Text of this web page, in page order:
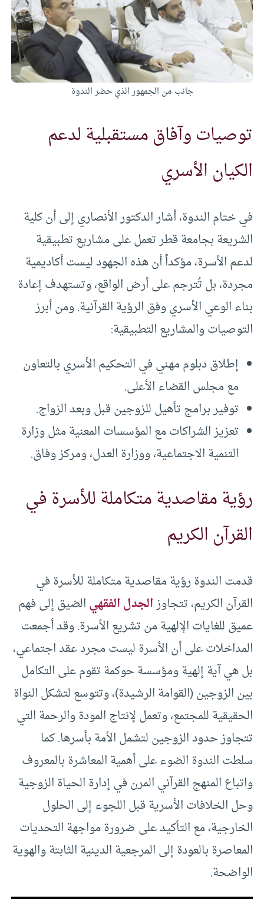
جانب من الجمهور الذي حضر الندوة
توصيات وآفاق مستقبلية لدعم
الكيان الأسري
في ختام الندوة، أشار الدكتور الأنصاري إلى أن كلية
الشريعة بجامعة قطر تعمل على مشاريع تطبيقية
لدعم الأسرة، مؤكداً أن هذه الجهود ليست أكاديمية
مجردة، بل تُترجم على أرض الواقع، وتستهدف إعادة
بناء الوعي الأسري وفق الرؤية القرآنية. ومن أبرز
التوصيات والمشاريع التطبيقية:
إطلاق دبلوم مهني في التحكيم الأسري بالتعاون
مع مجلس القضاء الأعلى.
توفير برامج تأهيل للزوجين قبل وبعد الزواج.
تعزيز الشراكات مع المؤسسات المعنية مثل وزارة
التنمية الاجتماعية، ووزارة العدل، ومركز وفاق.
رؤية مقاصدية متكاملة للأسرة في
القرآن الكريم
قدمت الندوة رؤية مقاصدية متكاملة للأسرة في
القرآن الكريم، تتجاوزالجدل الفقهيالضيق إلى فهم
عميق للغايات الإلهية من تشريع الأسرة. وقد أجمعت
المداخلات على أن الأسرة ليست مجرد عقد اجتماعي،
بل هي آية إلهية ومؤسسة حوكمة تقوم على التكامل
بين الزوجين (القوامة الرشيدة)، وتتوسع لتشكل النواة
الحقيقية للمجتمع، وتعمل لإنتاج المودة والرحمة التي
تتجاوز حدود الزوجين لتشمل الأمة بأسرها. كما
سلطت الندوة الضوء على أهمية المعاشرة بالمعروف
واتباع المنهج القرآني المرن في إدارة الحياة الزوجية
وحل الخلافات الأسرية قبل اللجوء إلى الحلول
الخارجية، مع التأكيد على ضرورة مواجهة التحديات
المعاصرة بالعودة إلى المرجعية الدينية الثابتة والهوية
الواضحة.